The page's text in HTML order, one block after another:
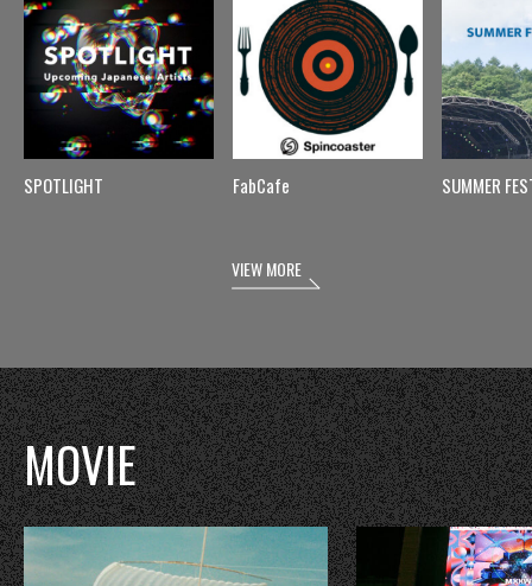
SPOTLIGHT FabCafe SUMMER
VIEW MORE
MOVIE